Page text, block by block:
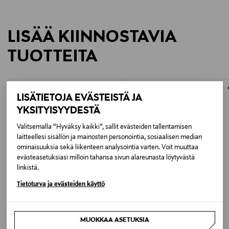
LISÄTIETOJA EVÄSTEISTÄ JA
YKSITYISYYDESTÄ
Valitsemalla “Hyväksy kaikki”, sallit evästeiden tallentamisen
laitteellesi sisällön ja mainosten personointia, sosiaalisen median
ominaisuuksia sekä liikenteen analysointia varten. Voit muuttaa
evästeasetuksiasi milloin tahansa sivun alareunasta löytyvästä
linkistä.
Tietoturva ja evästeiden käyttö
MUOKKAA ASETUKSIA
LISÄÄ KIINNOSTAVIA
TUOTTEITA
PARFUMS DE MARLY
BIOEFFECT
EGF-silmänympärysseerumi 6 ml